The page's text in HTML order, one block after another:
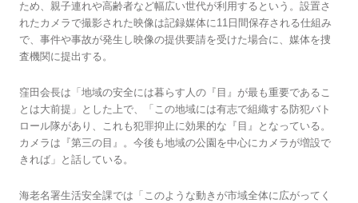
ため、親子連れや高齢者など幅広い世代が利用するという。設置さ
れたカメラで撮影された映像は記録媒体に11日間保存される仕組み
で、事件や事故が発生し映像の提供要請を受けた場合に、媒体を捜
査機関に提出する。
窪田会長は「地域の安全には暮らす人の『目』が最も重要であるこ
とは大前提」とした上で、「この地域には有志で組織する防犯バト
ロール隊があり、これも犯罪抑止に効果的な『目』となっている。
カメラは『第三の目』。今後も地域の公園を中心にカメラが増設で
きれば」と話している。
海老名署生活安全課では「このような動きが市域全体に広がってく